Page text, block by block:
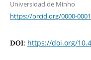
Universidad de Minho
https://orcid.org/0000-
DOI: https://doi.org/